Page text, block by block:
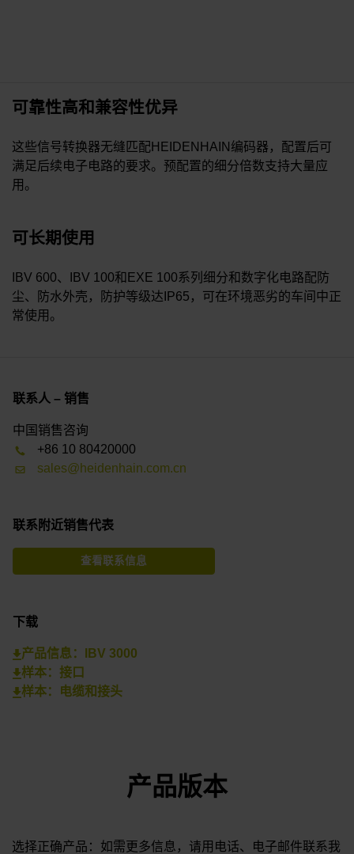
可靠性高和兼容性优异
这些信号转换器无缝匹配HEIDENHAIN编码器，配置后可
满足后续电子电路的要求。预配置的细分倍数支持大量应
用。
可长期使用
IBV 600、IBV 100和EXE 100系列细分和数字化电路配防
尘、防水外壳，防护等级达IP65，可在环境恶劣的车间中正
常使用。
联系人 – 销售
中国销售咨询
+86 10 80420000
sales@heidenhain.com.cn
联系附近销售代表
查看联系信息
下载
产品信息：IBV 3000
样本：接口
样本：电缆和接头
产品版本
选择正确产品：如需更多信息，请用电话、电子邮件联系我